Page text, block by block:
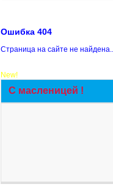
Ошибка 404
Страница на сайте не
New!
С масленицей !